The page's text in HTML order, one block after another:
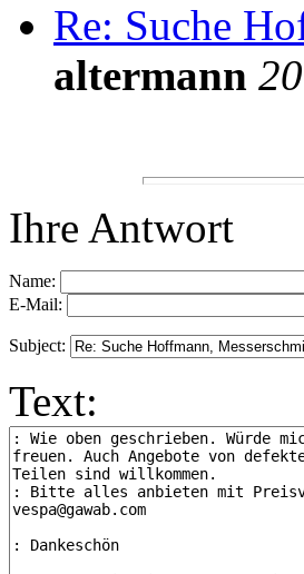
Re: Suche
altermann
Ihre Antwort
Name:
E-Mail:
Subject:
Text: